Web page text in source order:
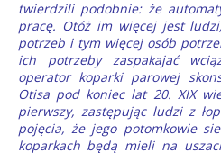
twierdzili podobnie: że
pracę. Otóż im więcej jest
potrzeb i tym więcej osób
ich potrzeby zaspakajać
operator koparki parowej
Otisa pod koniec lat 20. XIX
pierwszy, zastępując ludzi z
pojęcia, że jego potomkowie
koparkach będą mieli na